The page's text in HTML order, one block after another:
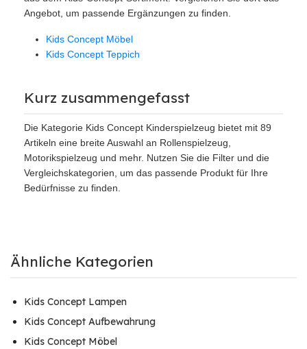
Angebot, um passende Ergänzungen zu finden.
Kids Concept Möbel
Kids Concept Teppich
Kurz zusammengefasst
Die Kategorie Kids Concept Kinderspielzeug bietet mit 89
Artikeln eine breite Auswahl an Rollenspielzeug,
Motorikspielzeug und mehr. Nutzen Sie die Filter und die
Vergleichskategorien, um das passende Produkt für Ihre
Bedürfnisse zu finden.
Ähnliche Kategorien
Kids Concept Lampen
Kids Concept Aufbewahrung
Kids Concept Möbel